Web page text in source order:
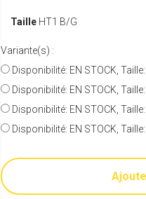
Taille HT1 B/G
Variante(s) :
Disponibilité: EN STOCK,
Disponibilité: EN STOCK,
Disponibilité: EN STOCK,
Disponibilité: EN STOCK,